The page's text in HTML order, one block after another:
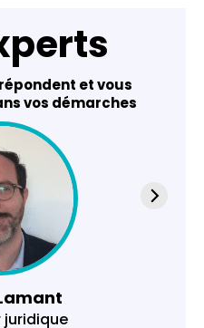
et vous
vos démarches
juridique